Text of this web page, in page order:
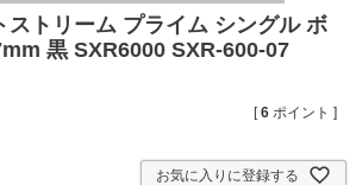
ストリーム プライム シングル ボ
黒 SXR6000 SXR-600-07
[6 ポイント ]
お気に入りに登録する